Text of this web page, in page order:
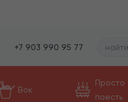
+7 903 990 95 77
Вок
Просто
поесть